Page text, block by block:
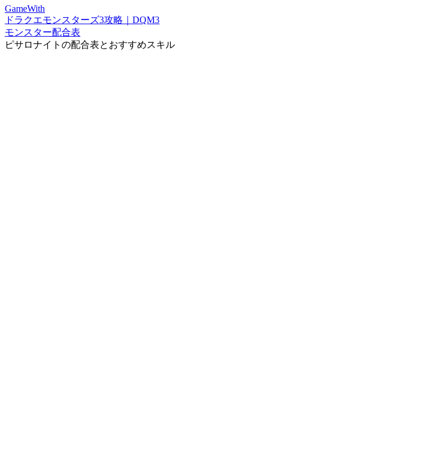
GameWith
ドラクエモンスターズ3攻略｜DQM3
モンスター配合表
ピサロナイトの配合表とおすすめスキル